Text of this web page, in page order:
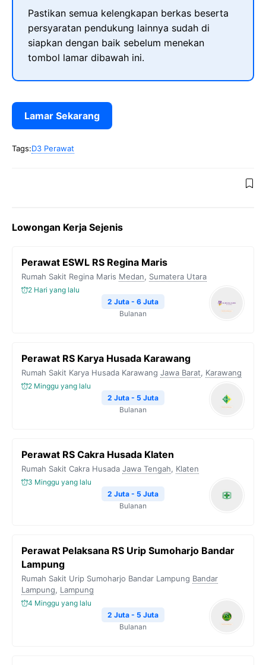
Pastikan semua kelengkapan berkas beserta
persyaratan pendukung lainnya sudah di
siapkan dengan baik sebelum menekan
tombol lamar dibawah ini.
Lamar Sekarang
Tags:D3 Perawat
Lowongan Kerja Sejenis
Perawat ESWL RS Regina Maris
Rumah Sakit Regina Maris Medan, Sumatera Utara
2 Hari yang lalu
2 Juta - 6 Juta
Bulanan
Perawat RS Karya Husada Karawang
Rumah Sakit Karya Husada Karawang Jawa Barat, Karawang
2 Minggu yang lalu
2 Juta - 5 Juta
Bulanan
Perawat RS Cakra Husada Klaten
Rumah Sakit Cakra Husada Jawa Tengah, Klaten
3 Minggu yang lalu
2 Juta - 5 Juta
Bulanan
Perawat Pelaksana RS Urip Sumoharjo Bandar
Lampung
Rumah Sakit Urip Sumoharjo Bandar Lampung Bandar
Lampung, Lampung
4 Minggu yang lalu
2 Juta - 5 Juta
Bulanan